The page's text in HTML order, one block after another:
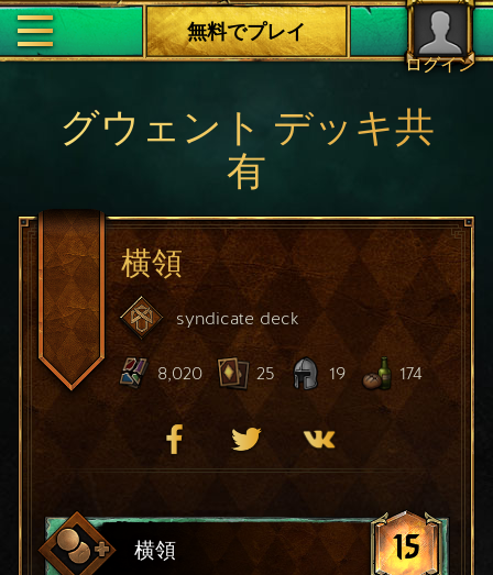
ログイン
無料でプレイ
グウェント デッキ共
有
横領
syndicate deck
8,020 25 19 174
横領 15